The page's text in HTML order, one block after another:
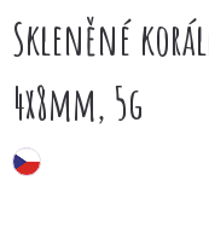
Skleněné
4x8mm, 5g